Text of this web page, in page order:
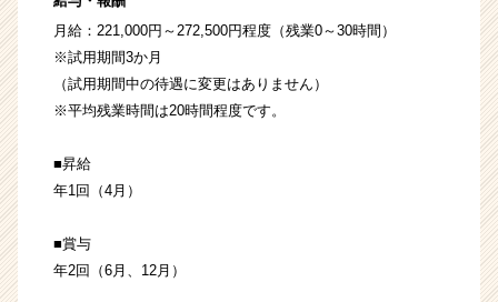
月給：221,000円～272,500円程度（残業0～30時間）
※試用期間3か月
（試用期間中の待遇に変更はありません）
※平均残業時間は20時間程度です。
■昇給
年1回（4月）
■賞与
年2回（6月、12月）